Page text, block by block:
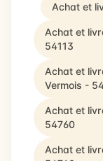
Achat et
Achat et
54113
Achat et
Vermois -
Achat et
54760
Achat et